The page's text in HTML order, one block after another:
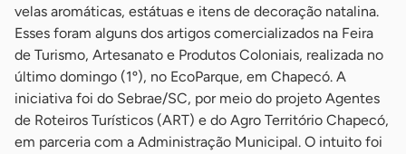
velas aromáticas, estátuas e itens de decoração natalina.
Esses foram alguns dos artigos comercializados na Feira
de Turismo, Artesanato e Produtos Coloniais, realizada no
último domingo (1º), no EcoParque, em Chapecó. A
iniciativa foi do Sebrae/SC, por meio do projeto Agentes
de Roteiros Turísticos (ART) e do Agro Território Chapecó,
em parceria com a Administração Municipal. O intuito foi